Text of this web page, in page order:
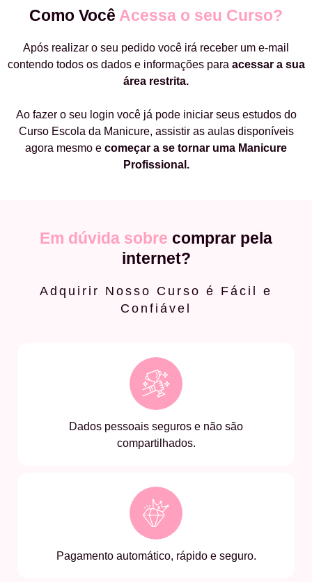
Como Você Acessa o seu Curso?
Após realizar o seu pedido você irá receber um e-mail
contendo todos os dados e informações para acessar a sua
área restrita.
Ao fazer o seu login você já pode iniciar seus estudos do
Curso Escola da Manicure, assistir as aulas disponíveis
agora mesmo e começar a se tornar uma Manicure
Profissional.
Em dúvida sobre comprar pela
internet?
Adquirir Nosso Curso é Fácil e
Confiável
Dados pessoais seguros e não são
compartilhados.
Pagamento automático, rápido e seguro.